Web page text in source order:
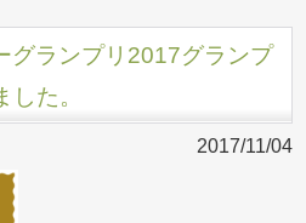
グランプリ2017グランプ
た。
2017/11/04